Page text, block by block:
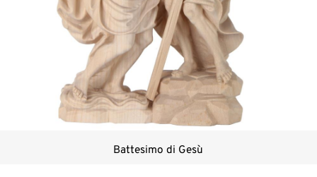
Battesimo di Gesù